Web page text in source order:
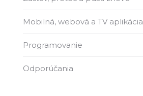
Mobilná, webová a TV aplikácia
Programovanie
Odporúčania